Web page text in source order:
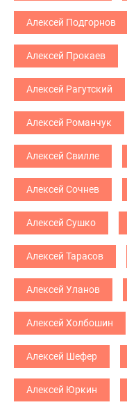
Алексей Подгорнов
Алексей Прокаев
Алексей Рагутский
Алексей Романчук
Алексей Свилле
Алексей Сочнев
Алексей Сушко
Алексей Тарасов
Алексей Уланов
Алексей Холбошин
Алексей Шефер
Алексей Юркин